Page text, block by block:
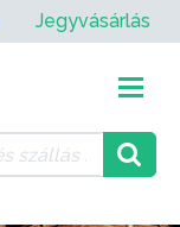
Jegyvásárlás